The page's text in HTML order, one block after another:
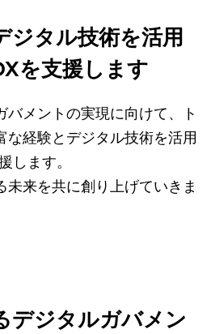
ジタル技術を活用
を支援します
バメントの実現に向けて、ト
な経験とデジタル技術を活用
します。
未来を共に創り上げていきま
デジタルガバメン